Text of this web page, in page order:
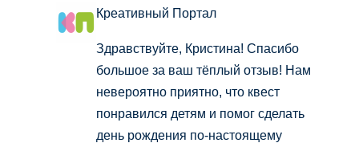
Креативный Портал
Здравствуйте, Кристина! Спасибо
большое за ваш тёплый отзыв! Нам
невероятно приятно, что квест
понравился детям и помог сделать
день рождения по-настоящему